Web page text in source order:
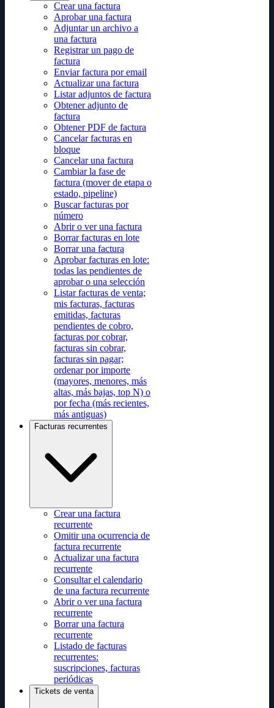
Crear una factura
Aprobar una factura
Adjuntar un archivo a
una factura
Registrar un pago de
factura
Enviar factura por email
Actualizar una factura
Listar adjuntos de factura
Obtener adjunto de
factura
Obtener PDF de factura
Cancelar facturas en
bloque
Cancelar una factura
Cambiar la fase de
factura (mover de etapa o
estado, pipeline)
Buscar facturas por
número
Abrir o ver una factura
Borrar facturas en lote
Borrar una factura
Aprobar facturas en lote:
todas las pendientes de
aprobar o una selección
Listar facturas de venta;
mis facturas, facturas
emitidas, facturas
pendientes de cobro,
facturas por cobrar,
facturas sin cobrar,
facturas sin pagar;
ordenar por importe
(mayores, menores, más
altas, más bajas, top N) o
por fecha (más recientes,
más antiguas)
Facturas recurrentes
Crear una factura
recurrente
Omitir una ocurrencia de
factura recurrente
Actualizar una factura
recurrente
Consultar el calendario
de una factura recurrente
Abrir o ver una factura
recurrente
Borrar una factura
recurrente
Listado de facturas
recurrentes:
suscripciones, facturas
periódicas
Tickets de venta